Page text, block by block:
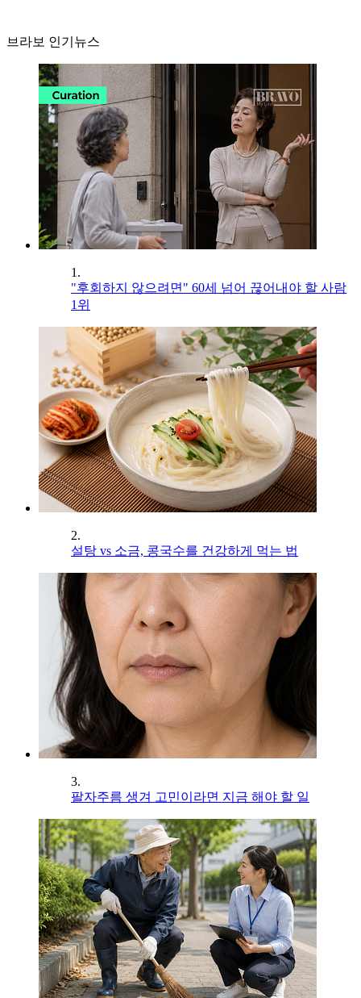
브라보 인기뉴스
1.
"후회하지 않으려면" 60세 넘어 끊어내야 할 사람
1위
2.
설탕 vs 소금, 콩국수를 건강하게 먹는 법
3.
팔자주름 생겨 고민이라면 지금 해야 할 일